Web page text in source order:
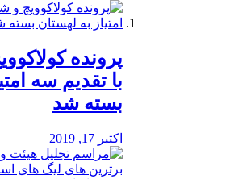
پرونده
با تقدیم سه
بسته شد
اکتبر 17, 2019